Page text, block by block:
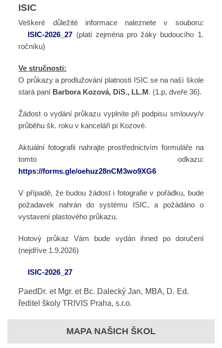
ISIC
Veškeré důležité informace naleznete v souboru:
ISIC-2026_27 (platí zejména pro žáky budoucího 1.
ročníku)
Ve stručnosti:
O průkazy a prodlužování platnosti ISIC se na naší škole
stará paní Barbora Kozová, DiS., LL.M. (1.p, dveře 36).
Žádost o vydání průkazu vyplníte při podpisu smlouvy/v
průběhu šk. roku v kanceláři pí Kozové.
Aktuální fotografii nahrajte prostřednictvím formuláře na
tomto odkazu:
https://forms.gle/oehuz28nCM3wo9XG6
V případě, že budou žádost i fotografie v pořádku, bude
požadavek nahrán do systému ISIC, a požádáno o
vystavení plastového průkazu.
Hotový průkaz Vám bude vydán ihned po doručení
(nejdříve 1.9.2026)
ISIC-2026_27
PaedDr. et Mgr. et Bc. Dalecký Jan, MBA, D. Ed.
ředitel školy TRIVIS Praha, s.r.o.
MAPA NAŠICH ŠKOL